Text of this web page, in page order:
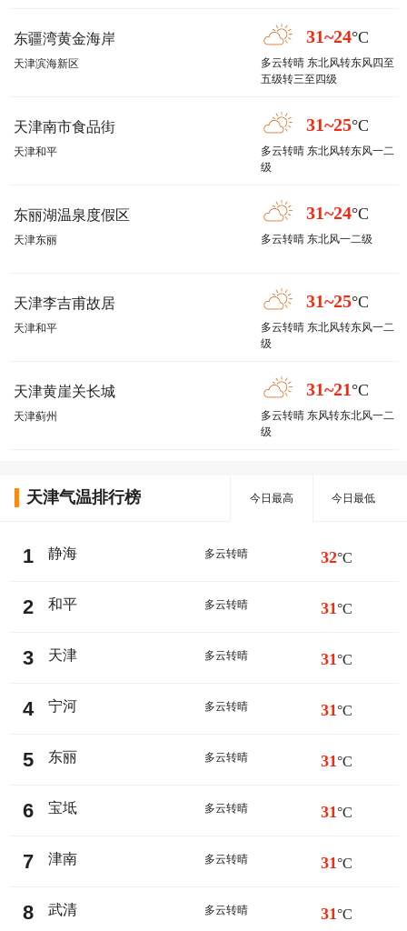
东疆湾黄金海岸
天津滨海新区
31~24°C
多云转晴 东北风转东风四至
五级转三至四级
天津南市食品街
天津和平
31~25°C
多云转晴 东北风转东风一二
级
东丽湖温泉度假区
天津东丽
31~24°C
多云转晴 东北风一二级
天津李吉甫故居
天津和平
31~25°C
多云转晴 东北风转东风一二
级
天津黄崖关长城
天津蓟州
31~21 °C
多云转晴 东风转东北风一二
级
天津气温排行榜 今日最高 今日最低
1 静海 多云转晴 32°C
2 和平 多云转晴 31°C
3 天津 多云转晴 31°C
4 宁河 多云转晴 31°C
5 东丽 多云转晴 31°C
6 宝坻 多云转晴 31°C
7 津南 多云转晴 31°C
8 武清 多云转晴 31°C